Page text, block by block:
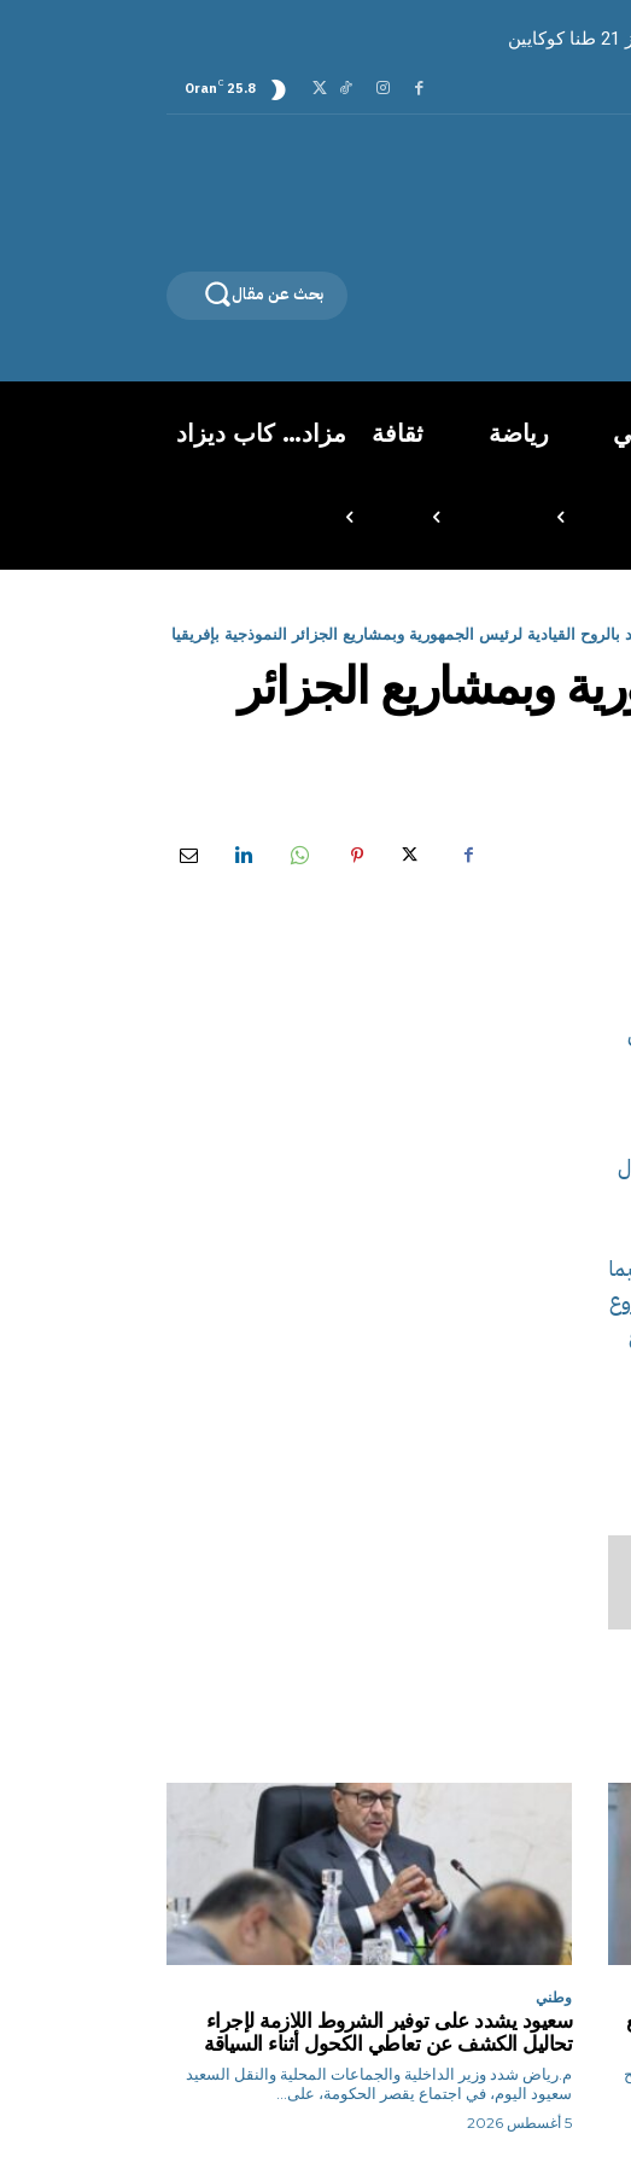
25.8
C
Oran
بحث عن مقال
رياضة ثقافة مزاد… كاب ديزاد
القيادية لرئيس الجمهورية وبمشاريع الجزائر النموذجية بإفريقيا
وبمشاريع الجزائر
وطني
سعيود يشدد على توفير الشروط اللازمة لإجراء
تحاليل الكشف عن تعاطي الكحول أثناء السياقة
م.رياض شدد وزير الداخلية والجماعات المحلية والنقل السعيد
سعيود اليوم، في اجتماع يقصر الحكومة، على...
5 أغسطس 2026